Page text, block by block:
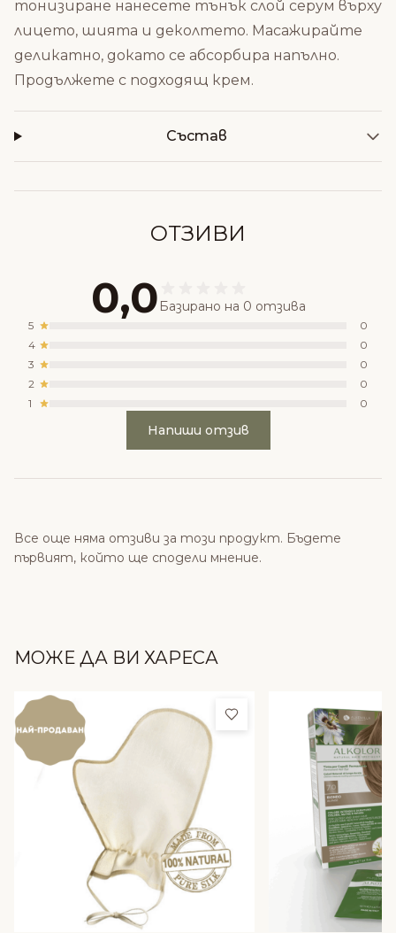
тонизиране нанесете тънък слой серум върху
лицето, шията и деколтето. Масажирайте
деликатно, докато се абсорбира напълно.
Продължете с подходящ крем.
Състав
ОТЗИВИ
0,0 Базирано на 0 отзива
5
0
4
0
3
0
2
0
1
0
Напиши отзив
Все още няма отзиви за този продукт. Бъдете
първият, който ще сподели мнение.
МОЖЕ ДА ВИ ХАРЕСА
Добави в любими